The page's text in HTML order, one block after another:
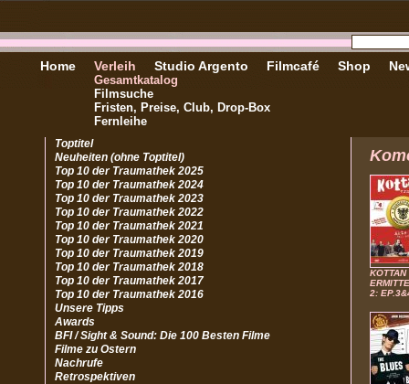
Home Verleih
Gesamtkatalog
Filmsuche
Fristen, Preise, Club, Drop-Box
Fernleihe
Studio Argento Filmcafé Shop
Toptitel
Neuheiten (ohne Toptitel)
Top 10 der Traumathek 2025
Top 10 der Traumathek 2024
Top 10 der Traumathek 2023
Top 10 der Traumathek 2022
Top 10 der Traumathek 2021
Top 10 der Traumathek 2020
Top 10 der Traumathek 2019
Top 10 der Traumathek 2018
Top 10 der Traumathek 2017
Top 10 der Traumathek 2016
Unsere Tipps
Awards
BFI / Sight & Sound: Die 100 Besten Filme
Filme zu Ostern
Nachrufe
Retrospektiven
KOTTAN
2: